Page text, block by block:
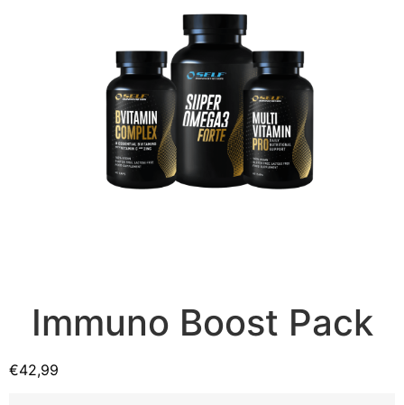
Immuno Boost Pack
€42,99